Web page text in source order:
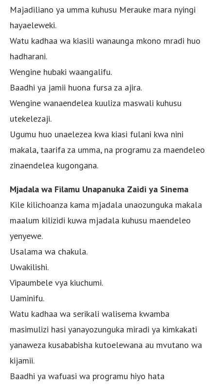
Majadiliano ya umma kuhusu Merauke mara nyingi
hayaeleweki.
Watu kadhaa wa kiasili wanaunga mkono mradi huo
hadharani.
Wengine hubaki waangalifu.
Baadhi ya jamii huona fursa za ajira.
Wengine wanaendelea kuuliza maswali kuhusu
utekelezaji.
Ugumu huo unaelezea kwa kiasi fulani kwa nini
makala, taarifa za umma, na programu za maendeleo
zinaendelea kugongana.
Mjadala wa Filamu Unapanuka Zaidi ya Sinema
Kile kilichoanza kama mjadala unaozunguka makala
maalum kilizidi kuwa mjadala kuhusu maendeleo
yenyewe.
Usalama wa chakula.
Uwakilishi.
Vipaumbele vya kiuchumi.
Uaminifu.
Watu kadhaa wa serikali walisema kwamba
masimulizi hasi yanayozunguka miradi ya kimkakati
yanaweza kusababisha kutoelewana au mvutano wa
kijamii.
Baadhi ya wafuasi wa programu hiyo hata